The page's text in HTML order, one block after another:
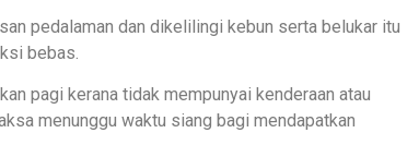
pedalaman dan dikelilingi kebun serta belukar itu
bebas.
pagi kerana tidak mempunyai kenderaan atau
menunggu waktu siang bagi mendapatkan